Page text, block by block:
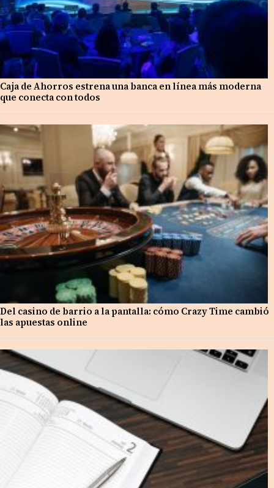
Caja de Ahorros estrena una banca en línea más moderna
que conecta con todos
Del casino de barrio a la pantalla: cómo Crazy Time cambió
las apuestas online